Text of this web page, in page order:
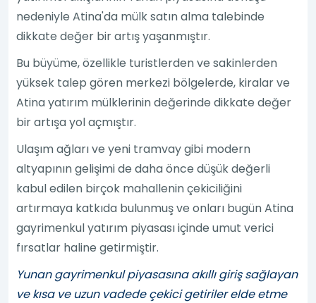
nedeniyle Atina'da mülk satın alma talebinde
dikkate değer bir artış yaşanmıştır.
Bu büyüme, özellikle turistlerden ve sakinlerden
yüksek talep gören merkezi bölgelerde, kiralar ve
Atina yatırım mülklerinin değerinde dikkate değer
bir artışa yol açmıştır.
Ulaşım ağları ve yeni tramvay gibi modern
altyapının gelişimi de daha önce düşük değerli
kabul edilen birçok mahallenin çekiciliğini
artırmaya katkıda bulunmuş ve onları bugün Atina
gayrimenkul yatırım piyasası içinde umut verici
fırsatlar haline getirmiştir.
Yunan gayrimenkul piyasasına akıllı giriş sağlayan
ve kısa ve uzun vadede çekici getiriler elde etme